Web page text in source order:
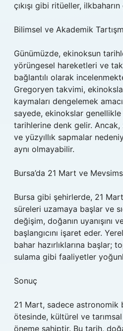
çıkışı gibi ritüeller,
Bilimsel ve Akademik
Günümüzde, ekinoksun
yörüngesel hareketleri ve
bağlantılı olarak
Gregoryen takvimi,
kaymaları dengelemek
sayede, ekinokslar
tarihlerine denk gelir. Ancak,
ve yüzyıllık sapmalar
aynı olmayabilir.
Bursa’da 21 Mart ve
Bursa gibi şehirlerde, 21
süreleri uzamaya başlar ve
değişim, doğanın uyanışını
başlangıcını işaret eder.
bahar hazırlıklarına başlar;
sulama gibi faaliyetler
Sonuç
21 Mart, sadece astronomik
ötesinde, kültürel ve
öneme sahiptir. Bu tarih,